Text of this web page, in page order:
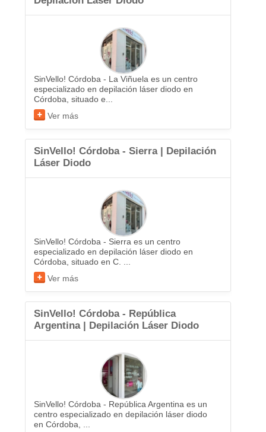
SinVello! Córdoba - La Viñuela es un centro
especializado en depilación láser diodo en
Córdoba, situado e...
Ver más
SinVello! Córdoba - Sierra | Depilación
Láser Diodo
SinVello! Córdoba - Sierra es un centro
especializado en depilación láser diodo en
Córdoba, situado en C. ...
Ver más
SinVello! Córdoba - República
Argentina | Depilación Láser Diodo
SinVello! Córdoba - República Argentina es un
centro especializado en depilación láser diodo
en Córdoba, ...